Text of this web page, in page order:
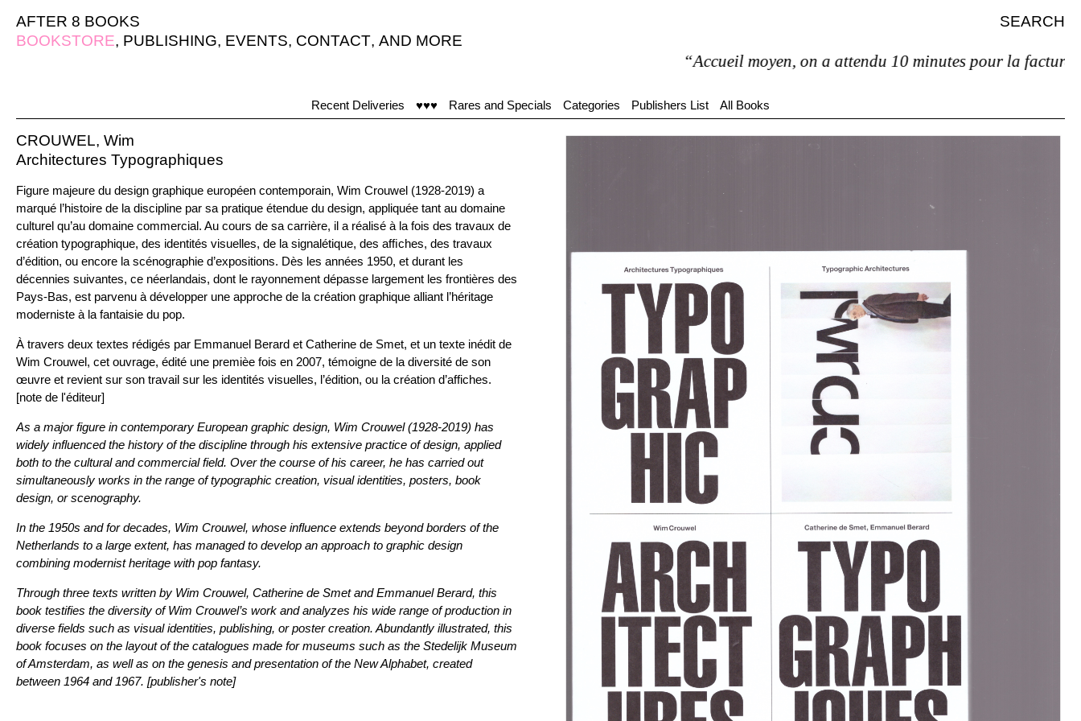
AFTER 8 BOOKS
SEARCH
BOOKSTORE, PUBLISHING, EVENTS, CONTACT, AND MORE
“Accueil moyen, on a attendu 10 minutes pour la facture et
Recent Deliveries ♥♥♥ Rares and Specials Categories Publishers List All Books
CROUWEL, Wim
Architectures Typographiques
Figure majeure du design graphique européen contemporain, Wim Crouwel (1928-2019) a
marqué l’histoire de la discipline par sa pratique étendue du design, appliquée tant au domaine
culturel qu’au domaine commercial. Au cours de sa carrière, il a réalisé à la fois des travaux de
création typographique, des identités visuelles, de la signalétique, des afﬁches, des travaux
d’édition, ou encore la scénographie d’expositions. Dès les années 1950, et durant les
décennies suivantes, ce néerlandais, dont le rayonnement dépasse largement les frontières des
Pays-Bas, est parvenu à développer une approche de la création graphique alliant l’héritage
moderniste à la fantaisie du pop.
À travers deux textes rédigés par Emmanuel Berard et Catherine de Smet, et un texte inédit de
Wim Crouwel, cet ouvrage, édité une premièe fois en 2007, témoigne de la diversité de son
œuvre et revient sur son travail sur les identités visuelles, l’édition, ou la création d’affiches.
[note de l'éditeur]
As a major figure in contemporary European graphic design, Wim Crouwel (1928-2019) has
widely influenced the history of the discipline through his extensive practice of design, applied
both to the cultural and commercial field. Over the course of his career, he has carried out
simultaneously works in the range of typographic creation, visual identities, posters, book
design, or scenography.
In the 1950s and for decades, Wim Crouwel, whose influence extends beyond borders of the
Netherlands to a large extent, has managed to develop an approach to graphic design
combining modernist heritage with pop fantasy.
Through three texts written by Wim Crouwel, Catherine de Smet and Emmanuel Berard, this
book testifies the diversity of Wim Crouwel’s work and analyzes his wide range of production in
diverse fields such as visual identities, publishing, or poster creation. Abundantly illustrated, this
book focuses on the layout of the catalogues made for museums such as the Stedelijk Museum
of Amsterdam, as well as on the genesis and presentation of the New Alphabet, created
between 1964 and 1967. [publisher's note]